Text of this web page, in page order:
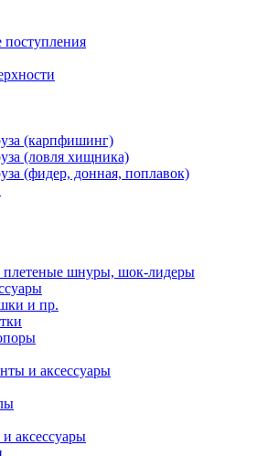
(карпфишинг)
(ловля хищника)
(фидер, донная, поплавок)
плетеные шнуры, шок-лидеры
и пр.
и аксессуары
аксессуары